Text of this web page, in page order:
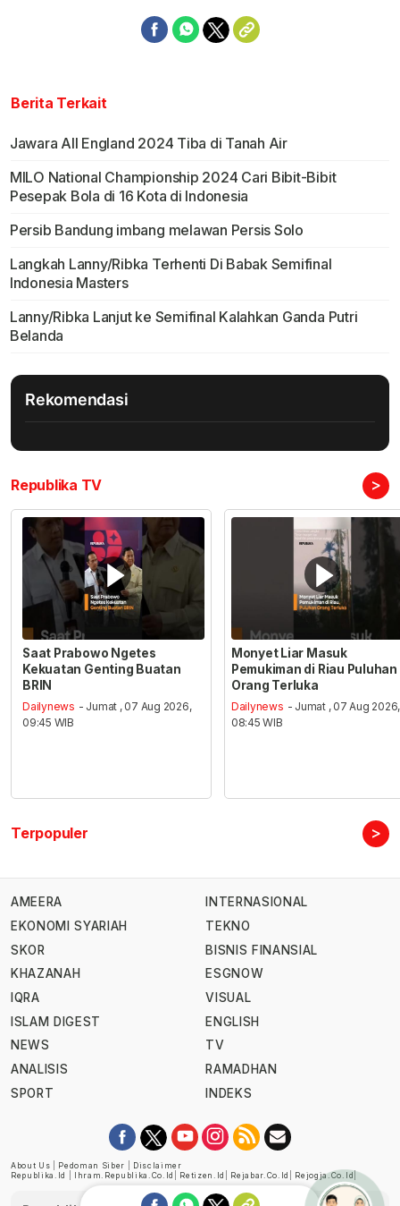
Berita Terkait
Jawara All England 2024 Tiba di Tanah Air
MILO National Championship 2024 Cari Bibit-Bibit
Pesepak Bola di 16 Kota di Indonesia
Persib Bandung imbang melawan Persis Solo
Langkah Lanny/Ribka Terhenti Di Babak Semifinal
Indonesia Masters
Lanny/Ribka Lanjut ke Semifinal Kalahkan Ganda Putri
Belanda
Rekomendasi
Republika TV >
Saat Prabowo Ngetes
Kekuatan Genting Buatan
BRIN
Dailynews - Jumat , 07 Aug 2026,
09:45 WIB
Monyet Liar Masuk
Pemukiman di Riau Puluhan
Orang Terluka
Dailynews - Jumat , 07 Aug 2026,
08:45 WIB
Terpopuler >
AMEERA
EKONOMI SYARIAH
SKOR
KHAZANAH
IQRA
ISLAM DIGEST
NEWS
ANALISIS
SPORT
INTERNASIONAL
TEKNO
BISNIS FINANSIAL
ESGNOW
VISUAL
ENGLISH
TV
RAMADHAN
INDEKS
About Us Pedoman Siber
Disclaimer
Republika.id
Ihram.republika.co.id Retizen.id Rejabar.co.id Rejogja.co.id